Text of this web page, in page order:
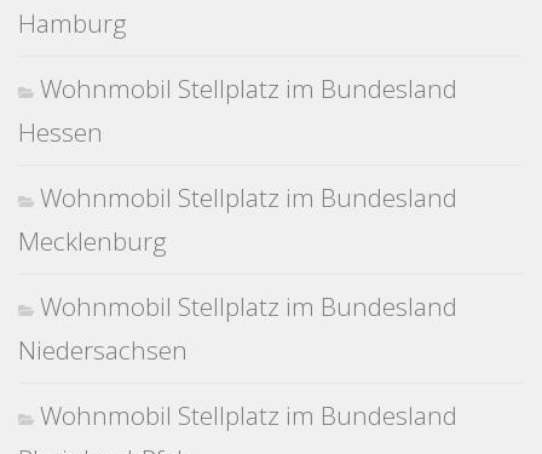
Hamburg
Wohnmobil Stellplatz im Bundesland
Hessen
Wohnmobil Stellplatz im Bundesland
Mecklenburg
Wohnmobil Stellplatz im Bundesland
Niedersachsen
Wohnmobil Stellplatz im Bundesland